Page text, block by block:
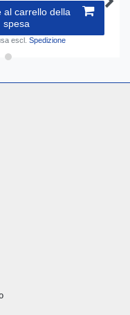
al carrello della
spesa
escl. Spedizione